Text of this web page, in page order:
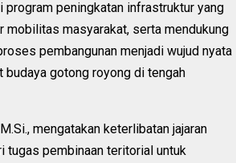
program peningkatan infrastruktur yang
mobilitas masyarakat, serta mendukung
pembangunan menjadi wujud nyata
gotong royong di tengah
mengatakan keterlibatan jajaran
tugas pembinaan teritorial untuk